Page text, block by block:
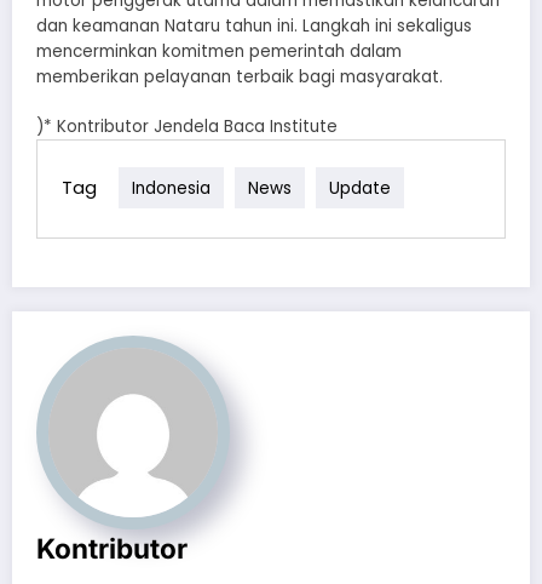
dan keamanan Nataru tahun ini. Langkah ini sekaligus
mencerminkan komitmen pemerintah dalam
memberikan pelayanan terbaik bagi masyarakat.
)* Kontributor Jendela Baca Institute
Tag Indonesia News Update
Kontributor